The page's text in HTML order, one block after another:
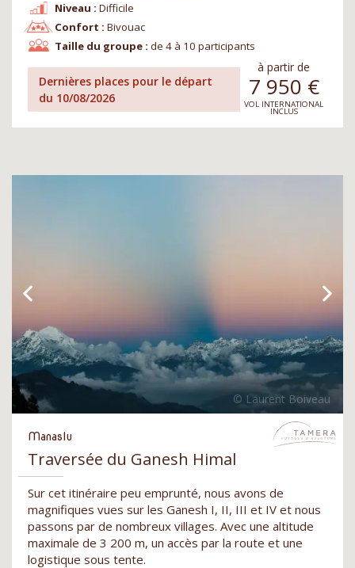
Niveau : Difficile
Confort : Bivouac
Taille du groupe : de 4 à 10 participants
Dernières places pour le départ
du 10/08/2026
à partir de
7 950 €
VOL INTERNATIONAL
INCLUS
Manaslu
Traversée du Ganesh Himal
Sur cet itinéraire peu emprunté, nous avons de
magnifiques vues sur les Ganesh I, II, III et IV et nous
passons par de nombreux villages. Avec une altitude
maximale de 3 200 m, un accès par la route et une
logistique sous tente.